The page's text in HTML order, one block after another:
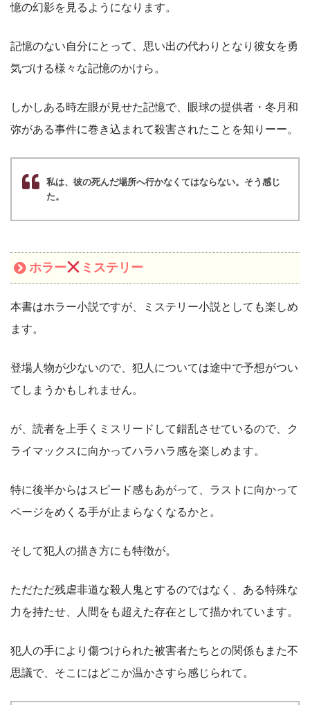
憶の幻影を見るようになります。
記憶のない自分にとって、思い出の代わりとなり彼女を勇
気づける様々な記憶のかけら。
しかしある時左眼が見せた記憶で、眼球の提供者・冬月和
弥がある事件に巻き込まれて殺害されたことを知りーー。
私は、彼の死んだ場所へ行かなくてはならない。そう感じ
た。
ホラー ミステリー
本書はホラー小説ですが、ミステリー小説としても楽しめ
ます。
登場人物が少ないので、犯人については途中で予想がつい
てしまうかもしれません。
が、読者を上手くミスリードして錯乱させているので、ク
ライマックスに向かってハラハラ感を楽しめます。
特に後半からはスピード感もあがって、ラストに向かって
ページをめくる手が止まらなくなるかと。
そして犯人の描き方にも特徴が。
ただただ残虐非道な殺人鬼とするのではなく、ある特殊な
力を持たせ、人間をも超えた存在として描かれています。
犯人の手により傷つけられた被害者たちとの関係もまた不
思議で、そこにはどこか温かさすら感じられて。